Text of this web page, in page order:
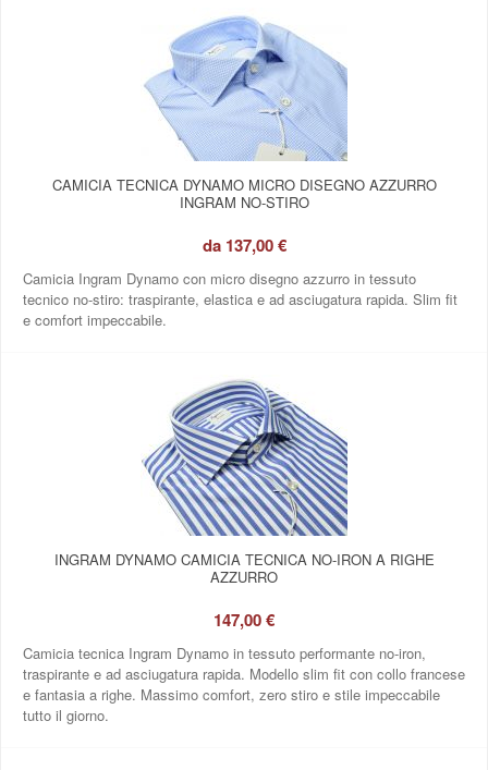
CAMICIA TECNICA DYNAMO MICRO DISEGNO AZZURRO
INGRAM NO‑STIRO
da 137,00 €
Camicia Ingram Dynamo con micro disegno azzurro in tessuto
tecnico no‑stiro: traspirante, elastica e ad asciugatura rapida. Slim fit
e comfort impeccabile.
INGRAM DYNAMO CAMICIA TECNICA NO‑IRON A RIGHE
AZZURRO
147,00 €
Camicia tecnica Ingram Dynamo in tessuto performante no‑iron,
traspirante e ad asciugatura rapida. Modello slim fit con collo francese
e fantasia a righe. Massimo comfort, zero stiro e stile impeccabile
tutto il giorno.